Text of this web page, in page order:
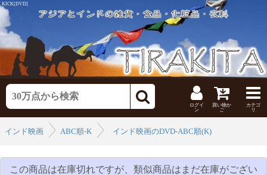
KICK[DVD]
ログイ
ン
買い物か
ご
カテゴ
リ
インド映画
ABC順-K インド映画のDVD-ABC順(K)
この商品は在庫切れですが、類似商品はまだ在庫がござい